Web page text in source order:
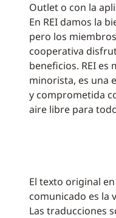
Outlet o con la
En REI damos la
pero los
cooperativa
beneficios. REI es
minorista, es una
y comprometida
aire libre para
El texto original
comunicado es la
Las traducciones